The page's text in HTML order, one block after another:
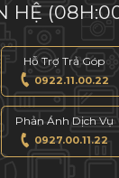
HỆ
Hỗ Trợ Trả Góp
0922.11.00.22
Phản Ánh Dịch Vụ
0927.00.11.22